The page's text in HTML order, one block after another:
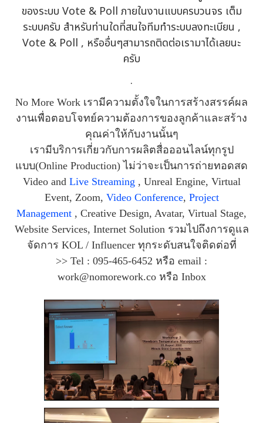
ของระบบ Vote & Poll ภายในงานแบบครบวนจร เต็ม
ระบบครับ สำหรับท่านใดที่สนใจทีมทำระบบลงทะเบียน ,
Vote & Poll , หรืออื่นๆสามารถติดต่อเรามาได้เลยนะ
ครับ
.
No More Work เรามีความตั้งใจในการสร้างสรรค์ผล
งานเพื่อตอบโจทย์ความต้องการของลูกค้าและสร้าง
คุณค่าให้กับงานนั้นๆ
เรามีบริการเกี่ยวกับการผลิตสื่อออนไลน์ทุกรูป
แบบ(Online Production) ไม่ว่าจะเป็นการถ่ายทอดสด
Video and Live Streaming , Unreal Engine, Virtual
Event, Zoom, Video Conference, Project
Management , Creative Design, Avatar, Virtual Stage,
Website Services, Internet Solution รวมไปถึงการดูแล
จัดการ KOL / Influencer ทุกระดับสนใจติดต่อที่
>> Tel : 095-465-6452 หรือ email :
work@nomorework.co หรือ Inbox